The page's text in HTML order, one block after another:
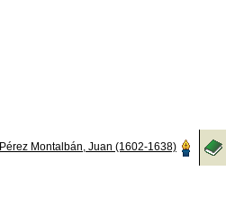
Pérez Montalbán, Juan (1602-1638)